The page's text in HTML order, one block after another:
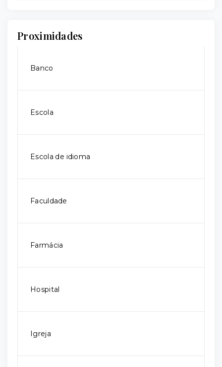
Proximidades
Banco
Escola
Escola de idioma
Faculdade
Farmácia
Hospital
Igreja